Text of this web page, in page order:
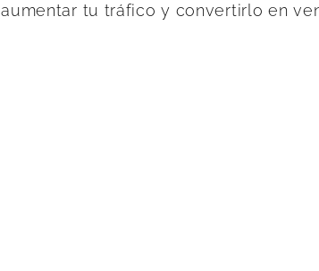
aumentar tu tráfico y convertirlo en